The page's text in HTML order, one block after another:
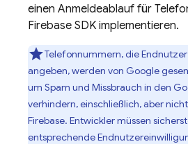
einen Anmeldeablauf für
Firebase SDK implementieren.
Telefonnummern, die
angeben, werden von Google
um Spam und Missbrauch in den
verhindern, einschließlich, aber
Firebase. Entwickler müssen
entsprechende